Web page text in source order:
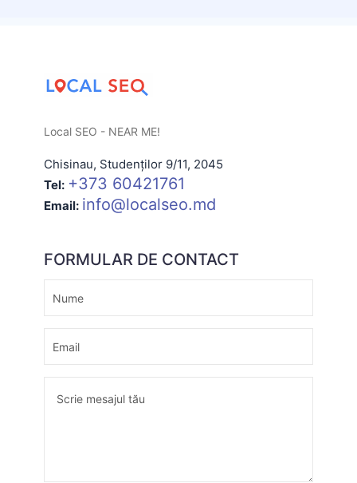
Local SEO - NEAR ME!
Chisinau, Studenților 9/11, 2045
Tel: +373 60421761
Email: info@localseo.md
FORMULAR DE CONTACT